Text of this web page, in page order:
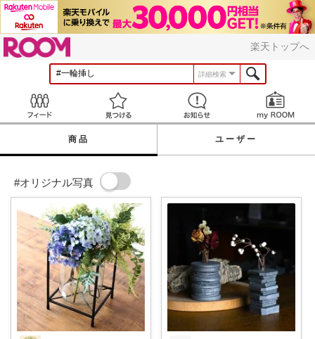
楽天トップへ
詳細検索
見つける お知らせ
商品 ユーザー
#オリジナル写真